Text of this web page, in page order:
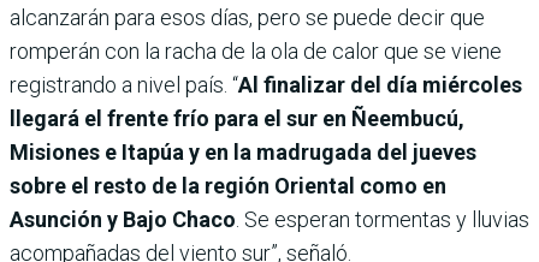
alcanzarán para esos días, pero se puede decir que
romperán con la racha de la ola de calor que se viene
registrando a nivel país. “Al finalizar del día miércoles
llegará el frente frío para el sur en Ñeembucú,
Misiones e Itapúa y en la madrugada del jueves
sobre el resto de la región Oriental como en
Asunción y Bajo Chaco . Se esperan tormentas y lluvias
acompañadas del viento sur”, señaló.